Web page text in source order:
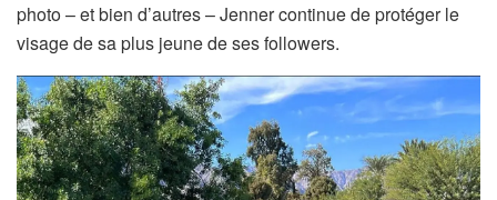
photo – et bien d’autres – Jenner continue de protéger le
visage de sa plus jeune de ses followers.